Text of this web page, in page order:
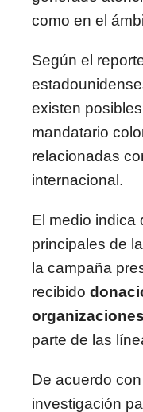
como en el
Según el
existen
mandatario
relacionadas
internacional.
El medio indica
principales de
la campaña
recibido
parte de las
De acuerdo
investigación